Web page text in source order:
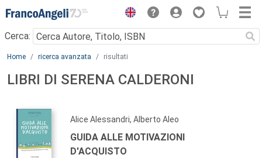
Menu
Cerca:
Main content
Home ricerca avanzata risultati
LIBRI DI SERENA CALDERONI
Alice Alessandri, Alberto Aleo
GUIDA ALLE MOTIVAZIONI
D'ACQUISTO